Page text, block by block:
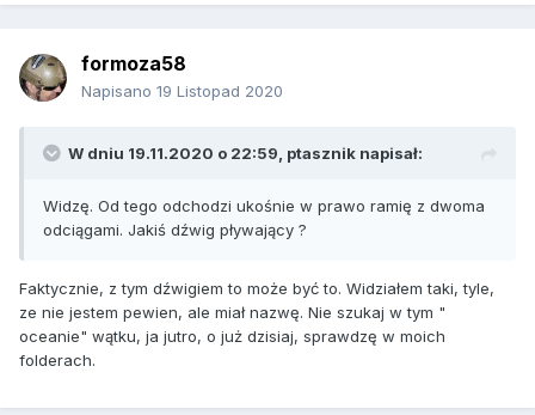
formoza58
Napisano 19 Listopad 2020
W dniu 19.11.2020 o 22:59, ptasznik napisał:
Widzę. Od tego odchodzi ukośnie w prawo ramię z dwoma
odciągami. Jakiś dźwig pływający ?
Faktycznie, z tym dźwigiem to może być to. Widziałem taki, tyle,
ze nie jestem pewien, ale miał nazwę. Nie szukaj w tym "
oceanie" wątku, ja jutro, o już dzisiaj, sprawdzę w moich
folderach.